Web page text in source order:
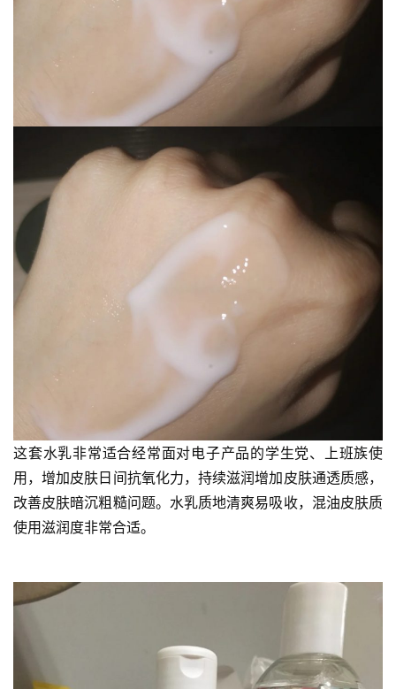
这套水乳非常适合经常面对电子产品的学生党、上班族使
用，增加皮肤日间抗氧化力，持续滋润增加皮肤通透质感，
改善皮肤暗沉粗糙问题。水乳质地清爽易吸收，混油皮肤质
使用滋润度非常合适。